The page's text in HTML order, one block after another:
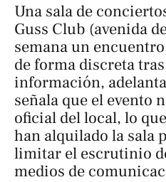
Una sala de
Guss Club (avenida
semana un
de forma discreta
información,
señala que el evento
oficial del local, lo
han alquilado la sala
limitar el escrutinio
medios de